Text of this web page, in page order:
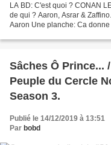
LA BD: C'est quoi ? CONAN
de qui ? Aaron, Asrar &
Aaron Une planche: Ca
Sâches Ô Prince...
Peuple du Cercle Noir Vs. The Dragon
Season 3.
Publié le 14/12/2019 à 13:51
Par bobd